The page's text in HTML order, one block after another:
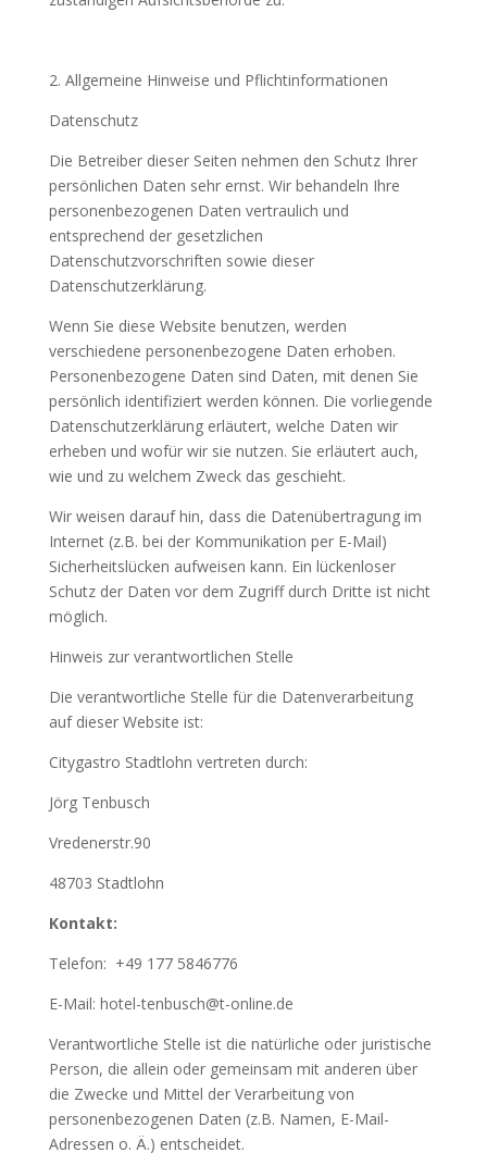
2. Allgemeine Hinweise und Pflichtinformationen
Datenschutz
Die Betreiber dieser Seiten nehmen den Schutz Ihrer
persönlichen Daten sehr ernst. Wir behandeln Ihre
personenbezogenen Daten vertraulich und
entsprechend der gesetzlichen
Datenschutzvorschriften sowie dieser
Datenschutzerklärung.
Wenn Sie diese Website benutzen, werden
verschiedene personenbezogene Daten erhoben.
Personenbezogene Daten sind Daten, mit denen Sie
persönlich identifiziert werden können. Die vorliegende
Datenschutzerklärung erläutert, welche Daten wir
erheben und wofür wir sie nutzen. Sie erläutert auch,
wie und zu welchem Zweck das geschieht.
Wir weisen darauf hin, dass die Datenübertragung im
Internet (z.B. bei der Kommunikation per E-Mail)
Sicherheitslücken aufweisen kann. Ein lückenloser
Schutz der Daten vor dem Zugriff durch Dritte ist nicht
möglich.
Hinweis zur verantwortlichen Stelle
Die verantwortliche Stelle für die Datenverarbeitung
auf dieser Website ist:
Citygastro Stadtlohn vertreten durch:
Jörg Tenbusch
Vredenerstr.90
48703 Stadtlohn
Kontakt:
Telefon: +49 177 5846776
E-Mail: hotel-tenbusch@t-online.de
Verantwortliche Stelle ist die natürliche oder juristische
Person, die allein oder gemeinsam mit anderen über
die Zwecke und Mittel der Verarbeitung von
personenbezogenen Daten (z.B. Namen, E-Mail-
Adressen o. Ä.) entscheidet.